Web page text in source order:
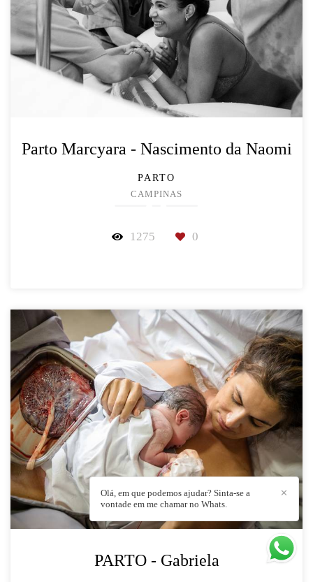
Parto Marcyara - Nascimento da Naomi
PARTO
CAMPINAS
1275 0
PARTO - Gabriela
✕
Olá, em que podemos ajudar? Sinta-se a
vontade em me chamar no Whats.